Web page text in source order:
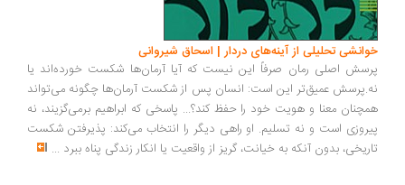
تحلیلی از آینه‌های دردار | اسحاق شیروانی
اصلی رمان صرفاً این نیست که آیا آرمان‌ها شکست خورده‌اند یا
عمیق‌تر این است: انسان پس از شکست آرمان‌ها چگونه می‌تواند
معنا و هویت خود را حفظ کند؟... پاسخی که ابراهیم برمی‌گزیند، نه
است و نه تسلیم. او راهی دیگر را انتخاب می‌کند: پذیرفتن شکست
بدون آنکه به خیانت، گریز از واقعیت یا انکار زندگی پناه ببرد...